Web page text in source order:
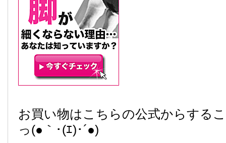
お買い物はこちらの公式からする
っ(●｀･(ｴ)･´●)